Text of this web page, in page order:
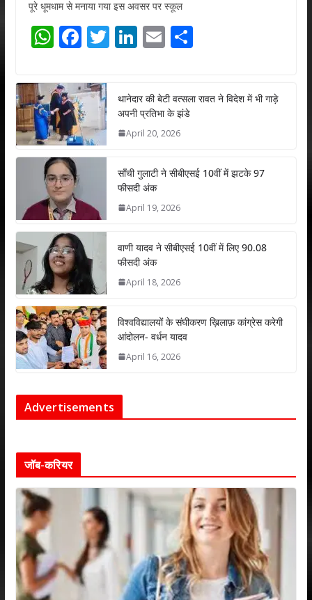
पूरे धूमधाम से मनाया गया इस अवसर पर स्कूल
W
at
s
A
p
p
F
e
b
o
o
T
er
Li
e
dI
E
l
S
e
थानेदार की बेटी वत्सला रावत ने विदेश में भी गाड़े
अपनी प्रतिभा के झंडे
April 20, 2026
साँची गुलाटी ने सीबीएसई 10वीं में झटके 97
फीसदी अंक
April 19, 2026
वाणी यादव ने सीबीएसई 10वीं में लिए 90.08
फीसदी अंक
April 18, 2026
विश्वविद्यालयों के संघीकरण ख़िलाफ़ कांग्रेस करेगी
आंदोलन- वर्धन यादव
April 16, 2026
Advertisements
जॉब-करियर